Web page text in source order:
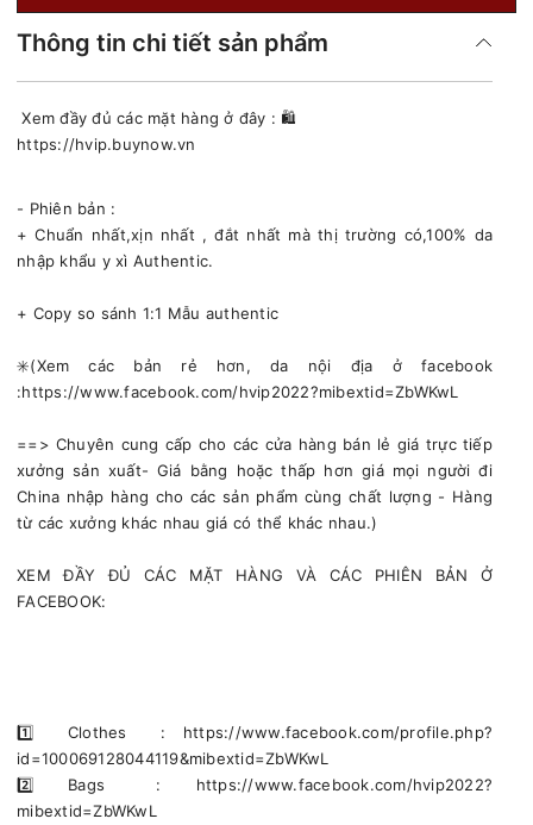
Thông tin chi tiết sản phẩm
Xem đầy đủ các mặt hàng ở đây : 🛍
https://hvip.buynow.vn
- Phiên bản :
+ Chuẩn nhất,xịn nhất , đắt nhất mà thị trường có,100% da
nhập khẩu y xì Authentic.
+ Copy so sánh 1:1 Mẫu authentic
✳️(Xem các bản rẻ hơn, da nội địa ở facebook
:https://www.facebook.com/hvip2022?mibextid=ZbWKwL
==> Chuyên cung cấp cho các cửa hàng bán lẻ giá trực tiếp
xưởng sản xuất- Giá bằng hoặc thấp hơn giá mọi người đi
China nhập hàng cho các sản phẩm cùng chất lượng - Hàng
từ các xưởng khác nhau giá có thể khác nhau.)
XEM ĐẦY ĐỦ CÁC MẶT HÀNG VÀ CÁC PHIÊN BẢN Ở
FACEBOOK:
1️⃣ Clothes : https://www.facebook.com/profile.php?
id=100069128044119&mibextid=ZbWKwL
2️⃣ Bags : https://www.facebook.com/hvip2022?
mibextid=ZbWKwL